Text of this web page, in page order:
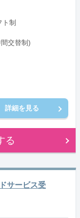
制
交替制)
詳細を見る
る
サービス受